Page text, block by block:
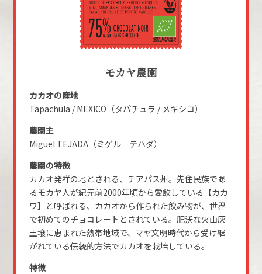
モカヤ農園
カカオの産地
Tapachula / MEXICO（タパチュラ / メキシコ）
農園主
Miguel TEJADA（ミゲル テハダ）
農園の特徴
カカオ発祥の地とされる、チアパス州。先住民族であ
るモカヤ人が紀元前2000年頃から愛飲している【カカ
ワ】と呼ばれる、カカオから作られた飲み物が、世界
で初めてのチョコレートとされている。肥沃な火山灰
土壌に恵まれた熱帯地域で、マヤ文明時代から受け継
がれている伝統的方法でカカオを栽培している。
特徴